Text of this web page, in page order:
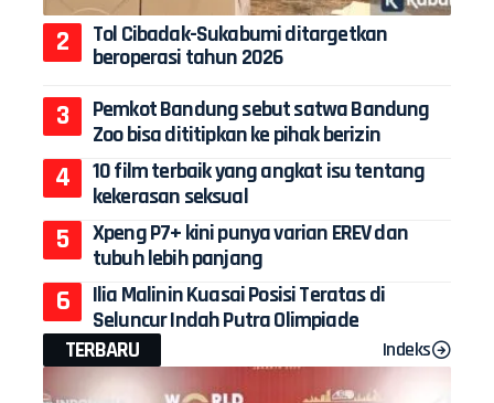
Tol Cibadak-Sukabumi ditargetkan
beroperasi tahun 2026
Pemkot Bandung sebut satwa Bandung
Zoo bisa dititipkan ke pihak berizin
10 film terbaik yang angkat isu tentang
kekerasan seksual
Xpeng P7+ kini punya varian EREV dan
tubuh lebih panjang
Ilia Malinin Kuasai Posisi Teratas di
Seluncur Indah Putra Olimpiade
TERBARU
Indeks